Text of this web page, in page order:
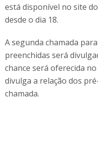
está disponível no site
desde o dia 18.
A segunda chamada
preenchidas será
chance será oferecida
divulga a relação dos
chamada.